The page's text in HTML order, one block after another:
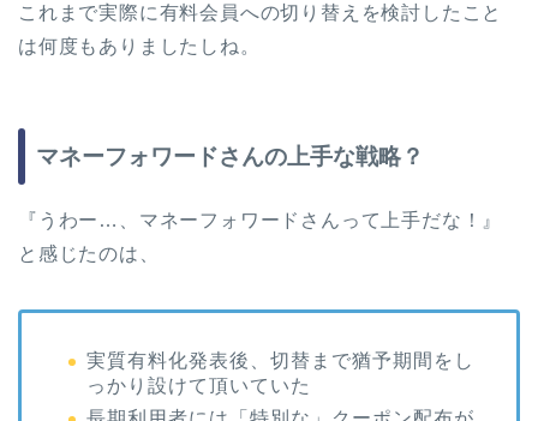
これまで実際に有料会員への切り替えを検討したこと
は何度もありましたしね。
マネーフォワードさんの上手な戦略？
『うわー…、マネーフォワードさんって上手だな！』
と感じたのは、
実質有料化発表後、切替まで猶予期間をし
っかり設けて頂いていた